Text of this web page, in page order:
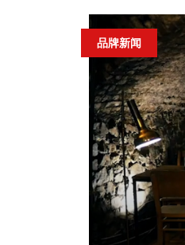
品牌新闻